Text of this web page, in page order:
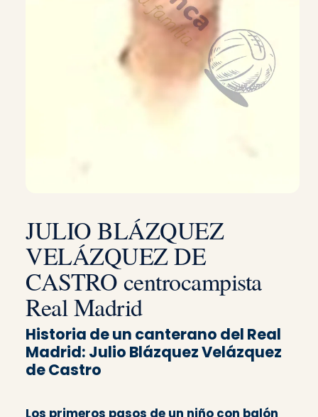
JULIO BLÁZQUEZ
VELÁZQUEZ DE
CASTRO centrocampista
Real Madrid
Historia de un canterano del Real
Madrid: Julio Blázquez Velázquez
de Castro
Los primeros pasos de un niño con balón